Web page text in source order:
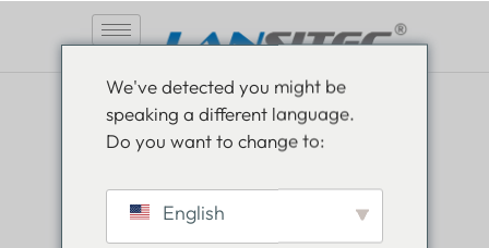
LoRaWAN
Gateway Bluetooth
macro
We've detected you might be
speaking a different language.
Do you want to change to:
English